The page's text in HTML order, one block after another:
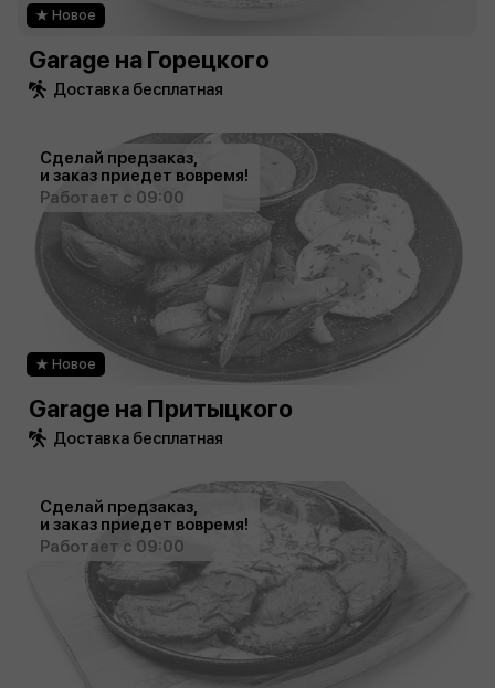
Новое
Garage на Горецкого
Доставка бесплатная
Сделай предзаказ,
и заказ приедет вовремя!
Работает с 09:00
Новое
Garage на Притыцкого
Доставка бесплатная
Сделай предзаказ,
и заказ приедет вовремя!
Работает с 09:00